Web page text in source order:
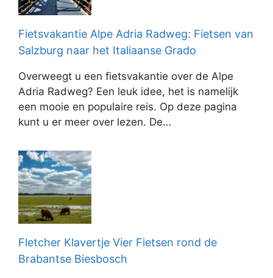
Fietsvakantie Alpe Adria Radweg: Fietsen van
Salzburg naar het Italiaanse Grado
Overweegt u een fietsvakantie over de Alpe
Adria Radweg? Een leuk idee, het is namelijk
een mooie en populaire reis. Op deze pagina
kunt u er meer over lezen. De…
Fletcher Klavertje Vier Fietsen rond de
Brabantse Biesbosch